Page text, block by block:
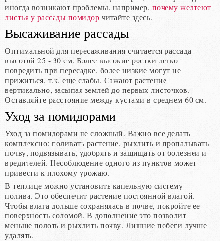
иногда возникают проблемы, например, почему желтеют
листья у рассады помидор читайте здесь.
Высаживание рассады
Оптимальной для пересаживания считается рассада
высотой 25 - 30 см. Более высокие ростки легко
повредить при пересадке, более низкие могут не
прижиться, т.к. еще слабы. Сажают растение
вертикально, засыпая землей до первых листочков.
Оставляйте расстояние между кустами в среднем 60 см.
Уход за помидорами
Уход за помидорами не сложный. Важно все делать
комплексно: поливать растение, рыхлить и пропалывать
почву, подвязывать, удобрять и защищать от болезней и
вредителей. Несоблюдение одного из пунктов может
привести к плохому урожаю.
В теплице можно установить капельную систему
полива. Это обеспечит растение постоянной влагой.
Чтобы влага дольше сохранялась в почве, покройте ее
поверхность соломой. В дополнение это позволит
меньше полоть и рыхлить почву. Лишние побеги лучше
удалять.